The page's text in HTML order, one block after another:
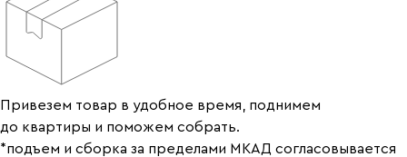
Привезем товар в удобное время, поднимем
до квартиры и поможем собрать.
*подъем и сборка за пределами МКАД согласовывается